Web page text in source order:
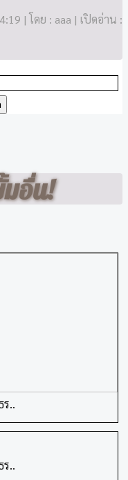
| โดย : aaa | เปิดอ่าน :
อื่น!
..
..